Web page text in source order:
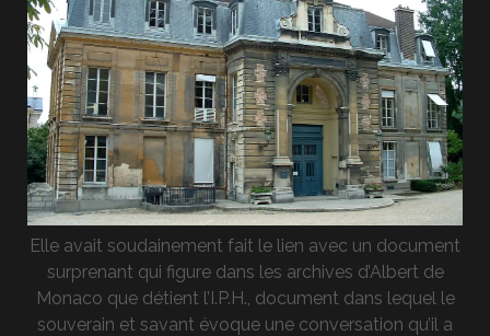
Elle avait soudainement fait le lien avec un document
surprenant qui figure dans les archives d’Albert de
Monaco que détient l’I.P.H., document dans lequel le
souverain et savant évoque une conversation qu’il a